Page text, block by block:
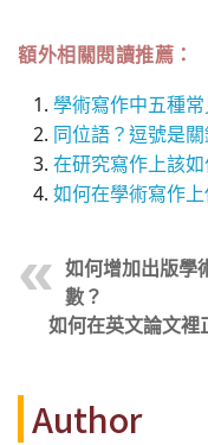
額外相關閱讀推薦：
學術寫作中五種
同位語？逗號是關
在研究寫作上該
如何在學術寫作
如何增加出版學
數？
如何在英文論文裡
Author